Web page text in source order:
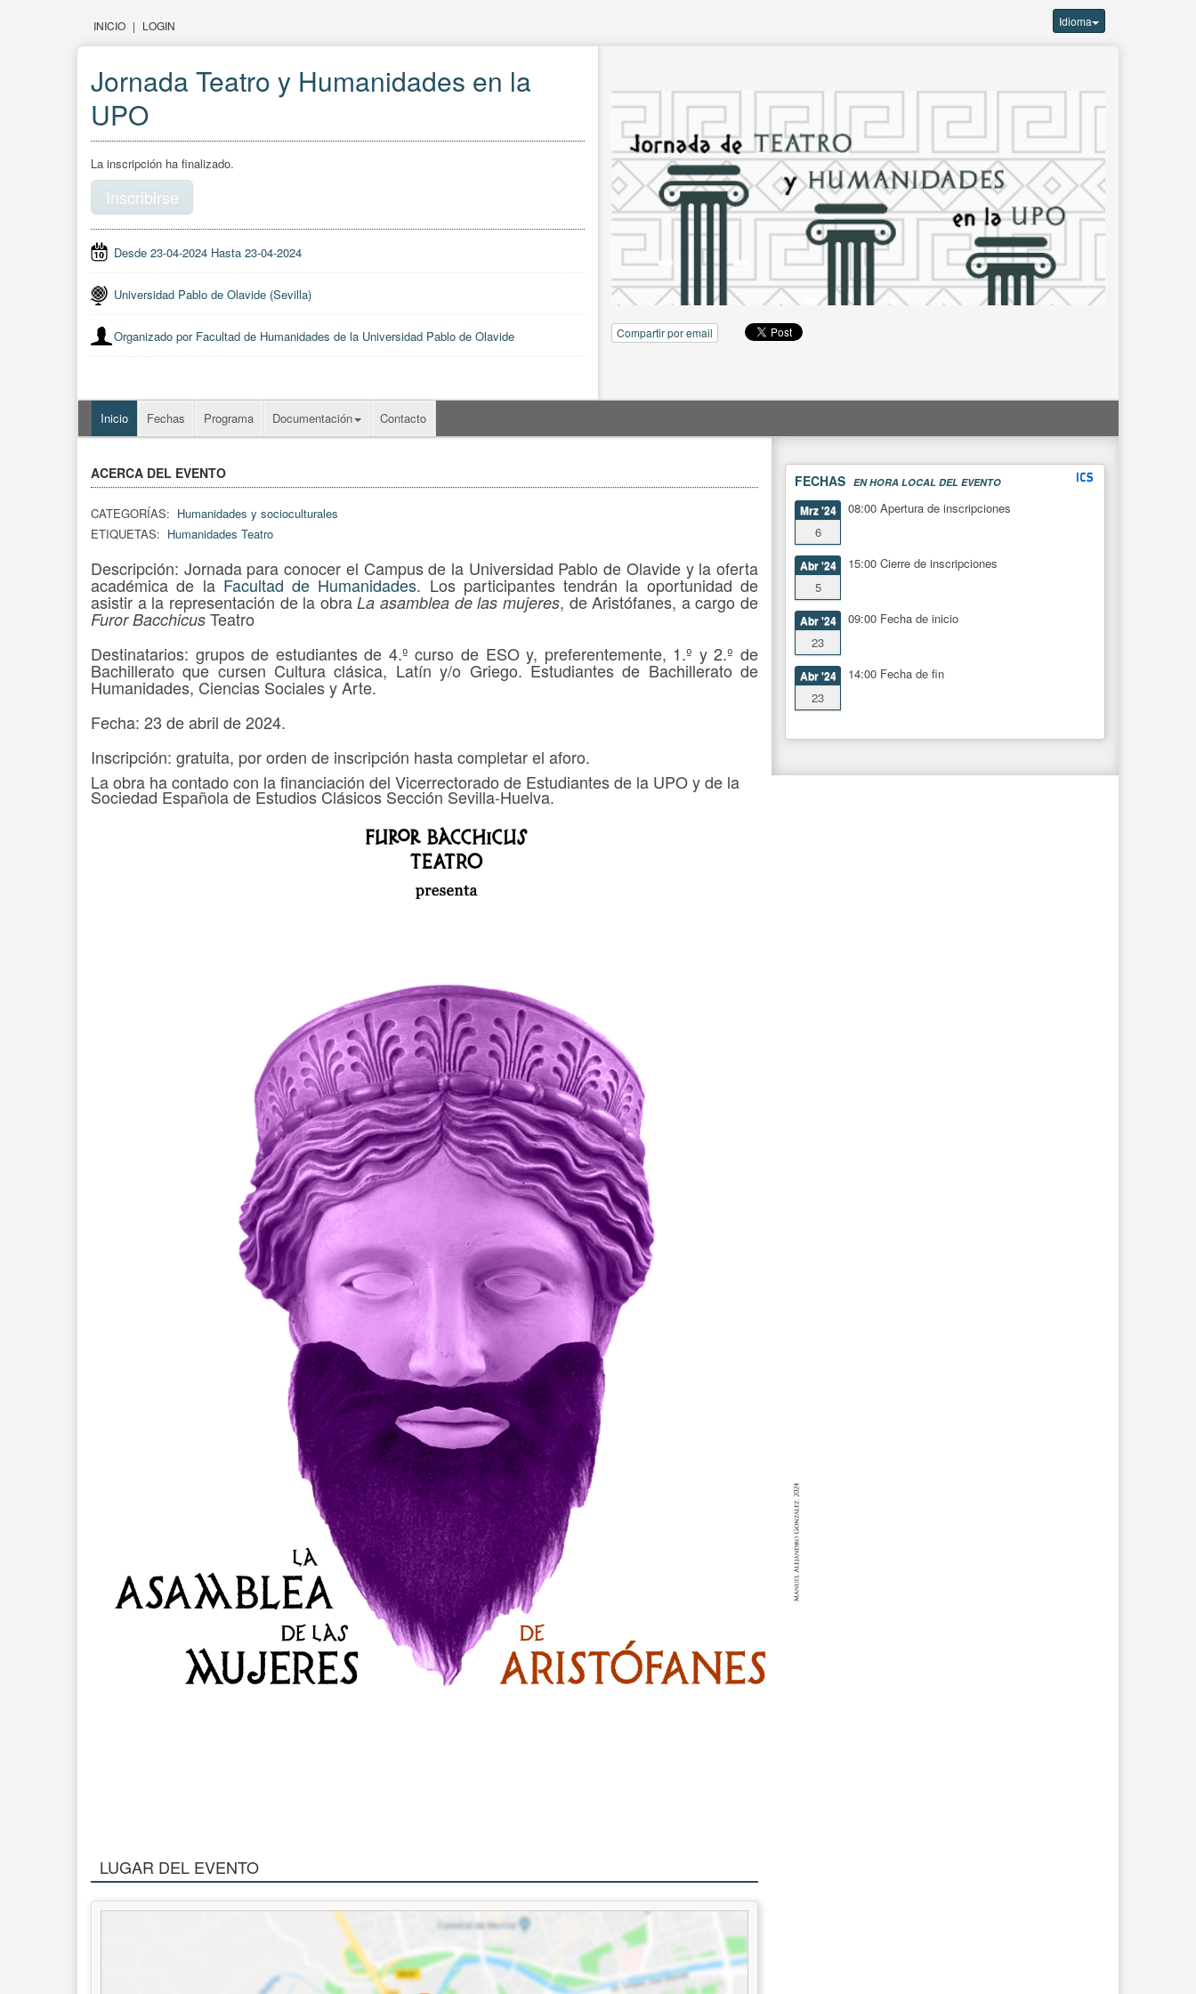
INICIO | LOGIN Idioma
Jornada Teatro y Humanidades en la
UPO
La inscripción ha finalizado.
Inscribirse
Desde 23-04-2024 Hasta 23-04-2024
Universidad Pablo de Olavide (Sevilla)
Organizado por Facultad de Humanidades de la Universidad Pablo de Olavide Compartir por email
Inicio Fechas Programa Documentación Contacto
ACERCA DEL EVENTO
CATEGORÍAS: Humanidades y socioculturales
ETIQUETAS: Humanidades Teatro
Descripción: Jornada para conocer el Campus de la Universidad Pablo de Olavide y la oferta
académica de la Facultad de Humanidades. Los participantes tendrán la oportunidad de
asistir a la representación de la obraLa asamblea de las mujeres, de Aristófanes, a cargo de
Furor Bacchicus Teatro
Destinatarios: grupos de estudiantes de 4.º curso de ESO y, preferentemente, 1.º y 2.º de
Bachillerato que cursen Cultura clásica, Latín y/o Griego. Estudiantes de Bachillerato de
Humanidades, Ciencias Sociales y Arte.
Fecha: 23 de abril de 2024.
Inscripción: gratuita, por orden de inscripción hasta completar el aforo.
La obra ha contado con la financiación del Vicerrectorado de Estudiantes de la UPO y de la
Sociedad Española de Estudios Clásicos Sección Sevilla-Huelva.
LUGAR DEL EVENTO
FECHAS EN HORA LOCAL DEL EVENTO
Mrz '24
6
08:00 Apertura de inscripciones
Abr '24
5
15:00 Cierre de inscripciones
Abr '24
23
09:00 Fecha de inicio
Abr '24
23
14:00 Fecha de fin